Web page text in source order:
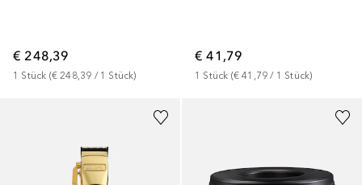
€ 248,39
1 Stück (€ 248,39 / 1 Stück)
€ 41,79
1 Stück (€ 41,79 / 1 Stück)